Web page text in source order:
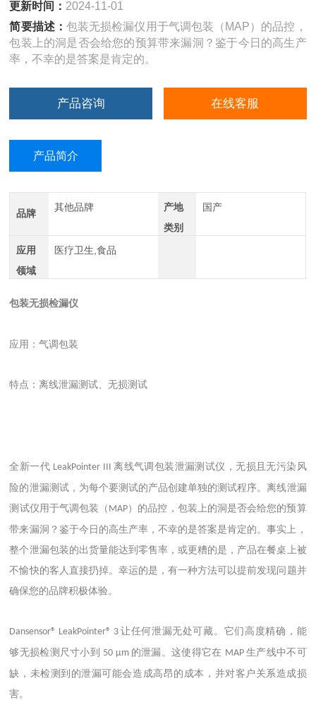
更新时间： 2024-11-01
简要描述： 包装无损检漏仪用于气调包装（MAP）的品控，
包装上的洞是否会给您的预算带来漏洞？鉴于今日的高生产
率，不幸的是答案是肯定的。
产品咨询 在线客服
产品简介
品牌
其他品牌
产地
类别
国产
应用
领域
医疗卫生,食品
包装无损检漏仪
应用：气调包装
特点：离线泄漏测试、无损测试
全新一代 LeakPointer III 离线气调包装泄漏测试仪 ，无损且无污染风
险的泄漏测试，为每个要测试的产品创建单独的测试程序。离线泄漏
测试仪用于气调包装（ MAP）的品控，包装上的洞是否会给您的预算
带来漏洞？鉴于今日的高生产率，不幸的是答案是肯定的。事实上，
整个泄漏包装的出货量能达到零售率，或更糟的是，产品在餐桌上被
不愉快的客人直接扔掉。幸运的是，有一种方法可以提前发现问题并
确保您的品牌积极体验。
Dansensor® LeakPointer® 3让任何泄漏无处可藏。它们高度精确，能
够无损检测尺寸小到 50 µm 的泄漏。这使得它在 MAP生产线中不可
缺 ，未检测到的泄漏可能会造成高昂的成本，并对客户关系造成损
害。